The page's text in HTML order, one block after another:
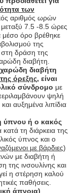
των
αριθμός ωρών
μεταξύ 7.5 -8.5 ώρες
μέσο όρο βρέθηκε
της
στη δράση της
διαβήτη.
διαβήτη
όρεξης, είναι
σύνδρομο με
ψηλή
αυξημένα λιπίδια
ύπνου ή ο κακός
τη διάρκεια της
ύπνος και ο
με βάρδιες)
με διαβήτη ή
της ινσουλίνης και
η στέρηση καλού
παθήσεις.
άπνοια)